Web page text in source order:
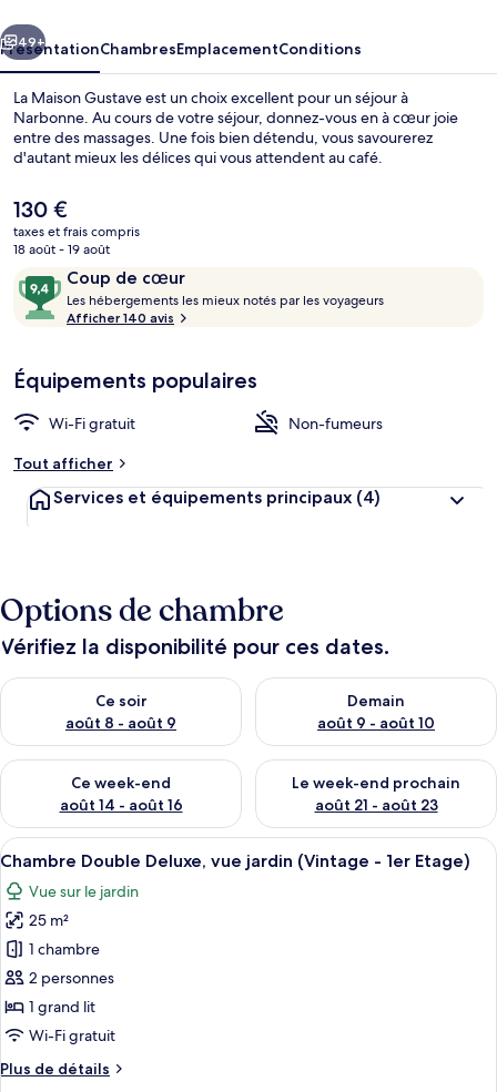
Suivant
49+
PrésentationChambresEmplacementConditions
La Maison Gustave est un choix excellent pour un séjour à
Narbonne. Au cours de votre séjour, donnez-vous en à cœur joie
entre des massages. Une fois bien détendu, vous savourerez
d'autant mieux les délices qui vous attendent au café.
Le
prix
actuel
de
130 €.
130 €
taxes et frais compris
18 août - 19 août
Avis
voyageurs
Coup de cœur
9,4
sur
10,
cœur
Les hébergements les mieux notés par les voyageurs
e
s
m
i
e
u
x
n
o
Afficher 140 avis
Équipements populaires
Wi-Fi gratuit
Non-fumeurs
Tout afficher
Services et équipements principaux (4)
Options de chambre
Vérifiez la disponibilité pour ces dates.
Ce soir
août 8 - août 9
Vérifier la disponibilité pour ce soir août 8 - août 9
Demain
août 9 - août 10
Vérifier la disponibilité pour
Ce week-end
août 14 - août 16
Vérifier la disponibilité pour ce week-end août 14 - août 16
Le week-end prochain
août 21 - août 23
Vérifier la disponibilité pour
Afficher
toutes
les
photos
pour
ce
type
de
chambre :
Chambre
Une chambre d’hôtel moderne
4
Chambre Double Deluxe, vue jardin (Vintage - 1er Etage)
Vue sur le jardin
25 m²
1 chambre
2 personnes
1 grand lit
Wi-Fi gratuit
Plus de détails
Plus